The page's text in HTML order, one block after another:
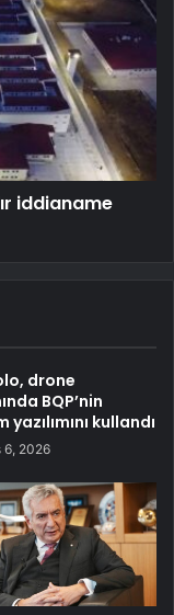
iddianame
drone
BQP’nin
kullandı
6, 2026